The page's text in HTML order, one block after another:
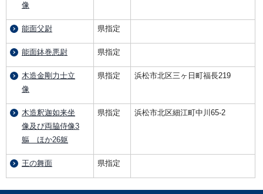
像
能面父尉 県指定
能面鉢巻悪尉 県指定
木造金剛力士立
像
県指定 浜松市北区三ヶ日町福長219
木造釈迦如来坐
像及び両脇侍像3
軀 ほか26躯
県指定 浜松市北区細江町中川65-2
王の舞面 県指定